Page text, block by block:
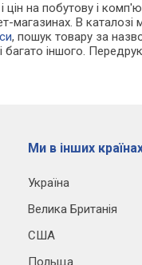
цін на побутову і
магазинах. В
, пошук товару за
і багато іншого.
Ми в інших
Україна
Велика Британія
США